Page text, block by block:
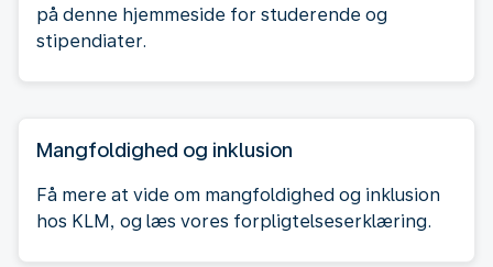
på denne hjemmeside for studerende og
stipendiater.
Mangfoldighed og inklusion
Få mere at vide om mangfoldighed og inklusion
hos KLM, og læs vores forpligtelseserklæring.